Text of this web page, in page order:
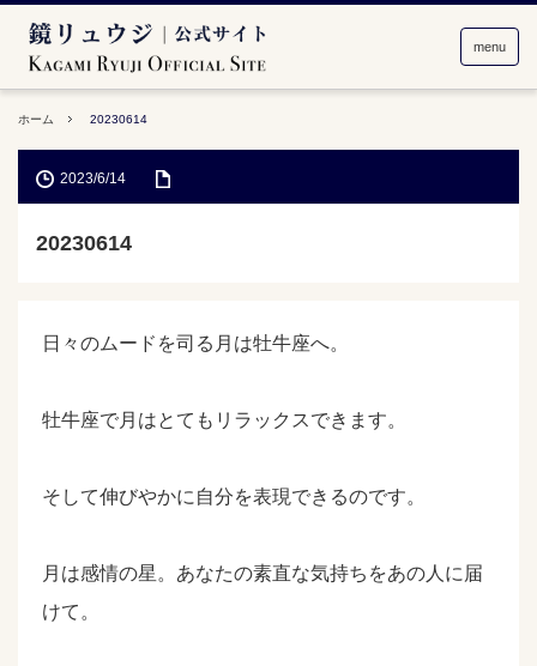
menu
ホーム 20230614
2023/6/14
20230614
日々のムードを司る月は牡牛座へ。
牡牛座で月はとてもリラックスできます。
そして伸びやかに自分を表現できるのです。
月は感情の星。あなたの素直な気持ちをあの人に届
けて。